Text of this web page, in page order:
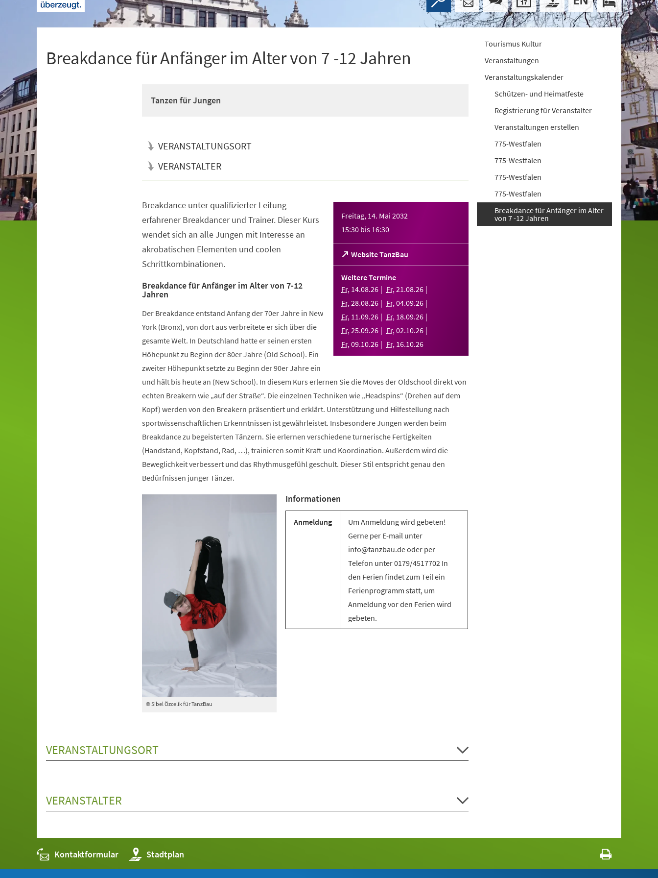
Breakdance für Anfänger im Alter von 7 -12 Jahren
Tanzen für Jungen
VERANSTALTUNGSORT
VERANSTALTER
Freitag, 14. Mai 2032
15:30 bis 16:30
Website TanzBau
(Öffnet
in
einem
Tab)
Weitere Termine
Fr, 14.08.26 Fr,21.08.26
Fr,28.08.26 Fr,04.09.26
Fr, 11.09.26 Fr, 18.09.26
Fr,25.09.26 Fr,02.10.26
Fr,09.10.26 Fr, 16.10.26
Breakdance unter qualifizierter Leitung
erfahrener Breakdancer und Trainer. Dieser Kurs
wendet sich an alle Jungen mit Interesse an
akrobatischen Elementen und coolen
Schrittkombinationen.
Breakdance für Anfänger im Alter von 7-12
Jahren
Der Breakdance entstand Anfang der 70er Jahre in New
York (Bronx), von dort aus verbreitete er sich über die
gesamte Welt. In Deutschland hatte er seinen ersten
Höhepunkt zu Beginn der 80er Jahre (Old School). Ein
zweiter Höhepunkt setzte zu Beginn der 90er Jahre ein
und hält bis heute an (New School). In diesem Kurs erlernen Sie die Moves der Oldschool direkt von
echten Breakern wie „auf der Straße“. Die einzelnen Techniken wie „Headspins“ (Drehen auf dem
Kopf) werden von den Breakern präsentiert und erklärt. Unterstützung und Hilfestellung nach
sportwissenschaftlichen Erkenntnissen ist gewährleistet. Insbesondere Jungen werden beim
Breakdance zu begeisterten Tänzern. Sie erlernen verschiedene turnerische Fertigkeiten
(Handstand, Kopfstand, Rad, …), trainieren somit Kraft und Koordination. Außerdem wird die
Beweglichkeit verbessert und das Rhythmusgefühl geschult. Dieser Stil entspricht genau den
Bedürfnissen junger Tänzer.
© Sibel Özcelik für TanzBau
Informationen
Anmeldung
Um Anmeldung wird gebeten!
Gerne per E-mail unter
info@tanzbau.de oder per
Telefon unter 0179/4517702 In
den Ferien findet zum Teil ein
Ferienprogramm statt, um
Anmeldung vor den Ferien wird
gebeten.
VERANSTALTUNGSORT
VERANSTALTER
Tourismus Kultur
Veranstaltungen
Veranstaltungskalender
Schützen- und Heimatfeste
Registrierung für Veranstalter
Veranstaltungen erstellen
775-Westfalen
775-Westfalen
775-Westfalen
775-Westfalen
Breakdance für Anfänger im Alter
von 7 -12 Jahren
Kontaktformular Stadtplan
(Öffnet
in
einem